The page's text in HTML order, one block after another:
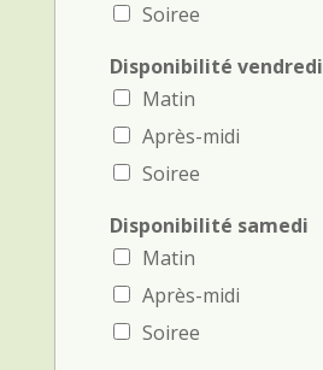
Soiree
Disponibilité vendredi
Matin
Après-midi
Soiree
Disponibilité samedi
Matin
Après-midi
Soiree